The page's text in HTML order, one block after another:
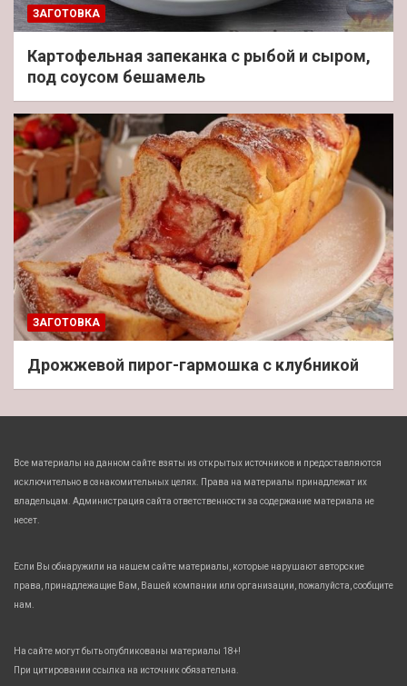
ЗАГОТОВКА
Картофельная запеканка с рыбой и сыром,
под соусом бешамель
ЗАГОТОВКА
Дрожжевой пирог-гармошка с клубникой
Все материалы на данном сайте взяты из открытых источников и предоставляются
исключительно в ознакомительных целях. Права на материалы принадлежат их
владельцам. Администрация сайта ответственности за содержание материала не
несет.
Если Вы обнаружили на нашем сайте материалы, которые нарушают авторские
права, принадлежащие Вам, Вашей компании или организации, пожалуйста, сообщите
нам.
На сайте могут быть опубликованы материалы 18+!
При цитировании ссылка на источник обязательна.